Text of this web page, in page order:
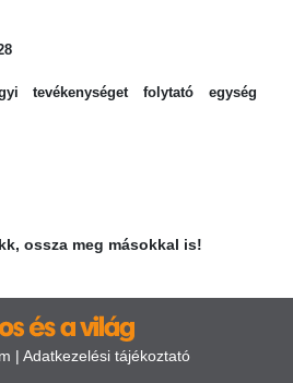
tevékenységet folytató egység
ossza meg másokkal is!
| Adatkezelési tájékoztató